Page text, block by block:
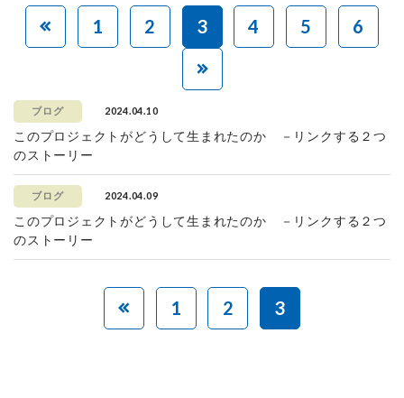
1 2 3 4 5 6
ブログ 2024.04.10
このプロジェクトがどうして生まれたのか －リンクする２つ
のストーリー
ブログ 2024.04.09
このプロジェクトがどうして生まれたのか －リンクする２つ
のストーリー
1 2 3